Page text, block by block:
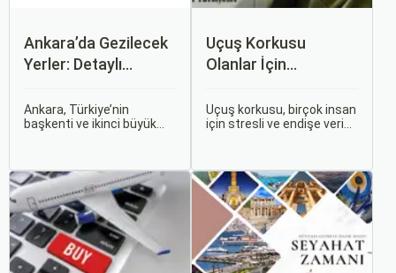
Ankara’da Gezilecek
Yerler: Detaylı
Ankara, Türkiye’nin
başkenti ve ikinci büyük
dikkat çekmektedir.
Anadolu’nun kalbinde yer
alan bu şehir, hem tarihî
zenginlikleri hem de doğal
güzellikleri ile
ziyaretçilerine çeşitli keşif
imkanları sunmaktadır.
Uçuş Korkusu
Olanlar İçin
Uçuş korkusu, birçok insan
için stresli ve endişe verici
etmek zorunda olan kişiler
için büyük bir sorun teşkil
edebilir.